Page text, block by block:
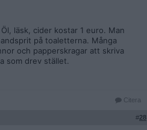
läsk, cider kostar 1 euro. Man
på toaletterna. Många
och papperskragar att skriva
som drev stället.
Citera
#28